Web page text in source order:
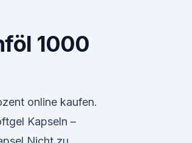
1000
online kaufen.
Kapseln –